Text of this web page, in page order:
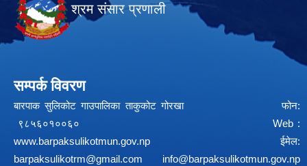
श्रम संसार प्रणाली
सम्पर्क विवरण
बारपाक सुलिकोट गाउपालिका ताकुकोट गोरखा फोन:
९८५६०१००६० Web :
www.barpaksulikotmun.gov.np
ईमेल:
barpaksulikotrm@gmail.com
info@barpaksulikotmun.gov.np